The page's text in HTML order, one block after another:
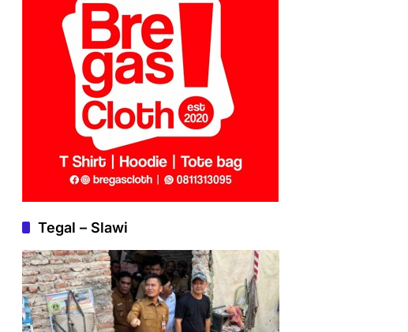
Tegal – Slawi